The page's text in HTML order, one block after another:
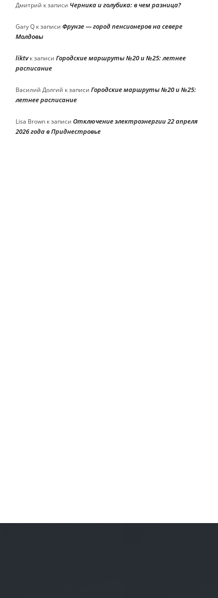
Дмитрий к записи Черника и голубика: в чем разница?
Gary Q к записи Фрунзе — город пенсионеров на севере
Молдовы
liktvк записи Городские маршруты №20 и №25: летнее
расписание
Василий Долгий к записи Городские маршруты №20 и №25:
летнее расписание
Lisa Brown к записи Отключение электроэнергии 22 апреля
2026 года в Приднестровье